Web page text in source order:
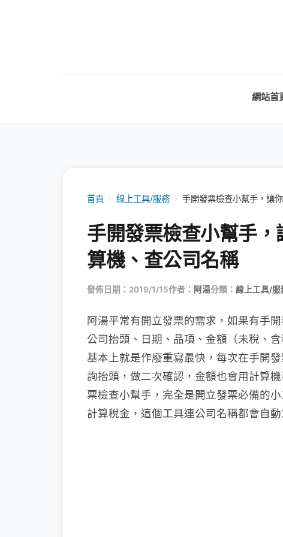
網站首
首頁 › 線上工具/服務 › 手開發票檢查小幫手，讓
手開發票檢查小幫手
算機、查公司名稱
發佈日期：2019/1/15作者： 阿湯分類： 線上工具/服
阿湯平常有開立發票的需求，如果有手
公司抬頭、日期、品項、金額（未稅、
基本上就是作廢重寫最快，每次在手開
詢抬頭，做二次確認，金額也會用計算
票檢查小幫手，完全是開立發票必備的
計算稅金，這個工具連公司名稱都會自